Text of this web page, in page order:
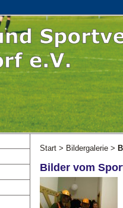
Start > Bildergalerie >
Bilder vom